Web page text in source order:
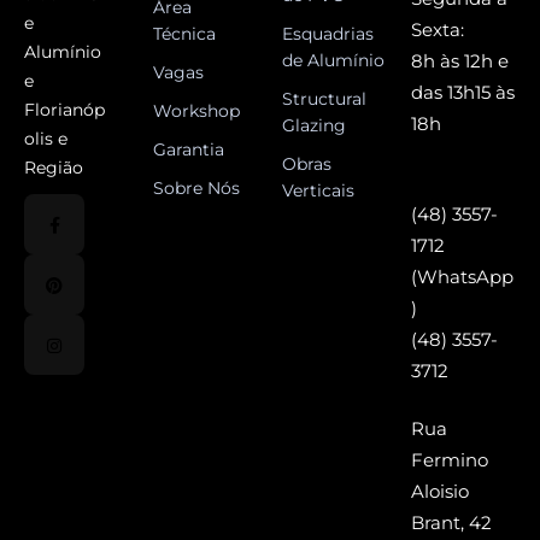
e
Alumínio
e
Florianóp
olis e
Região
Área
Técnica
Vagas
Workshop
Garantia
Sobre Nós
Esquadrias
de Alumínio
Structural
Glazing
Obras
Verticais
Sexta:
8h às 12h e
das 13h15 às
18h
(48) 3557-
1712
(WhatsApp
)
(48) 3557-
3712
Rua
Fermino
Aloisio
Brant, 42